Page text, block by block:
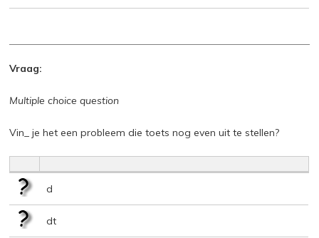
Vraag:
Multiple choice question
Vin_ je het een probleem die toets nog even uit te stellen?
d
dt